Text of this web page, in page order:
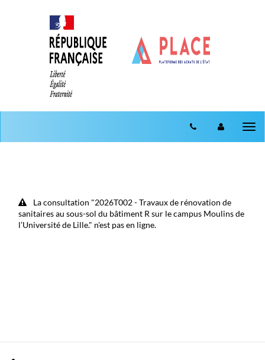
La consultation "2026T002 - Travaux de rénovation de
sanitaires au sous-sol du bâtiment R sur le campus Moulins de
l’Université de Lille." n'est pas en ligne.